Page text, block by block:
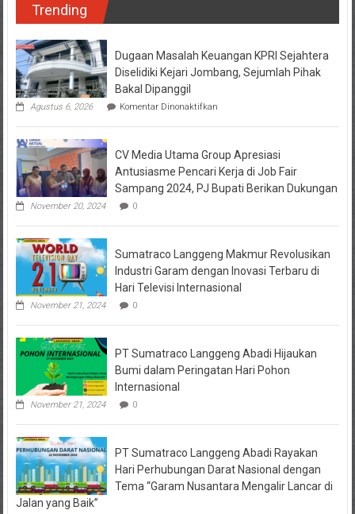
Trending
Dugaan Masalah Keuangan KPRI Sejahtera
Diselidiki Kejari Jombang, Sejumlah Pihak
Bakal Dipanggil
Agustus 6, 2026 Komentar Dinonaktifkanpada
Masalah
KPRI
Sejahtera
Diselidiki
Kejari
Pihak
Dipanggil
CV Media Utama Group Apresiasi
Antusiasme Pencari Kerja di Job Fair
Sampang 2024, PJ Bupati Berikan Dukungan
November 20, 2024 0
Sumatraco Langgeng Makmur Revolusikan
Industri Garam dengan Inovasi Terbaru di
Hari Televisi Internasional
November 21, 2024 0
PT Sumatraco Langgeng Abadi Hijaukan
Bumi dalam Peringatan Hari Pohon
Internasional
November 21, 2024 0
PT Sumatraco Langgeng Abadi Rayakan
Hari Perhubungan Darat Nasional dengan
Tema “Garam Nusantara Mengalir Lancar di
Jalan yang Baik”